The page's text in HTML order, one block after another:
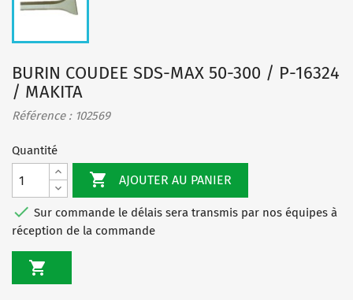
BURIN COUDEE SDS-MAX 50-300 / P-16324
/ MAKITA
Référence : 102569
Quantité
 AJOUTER AU PANIER
 Sur commande le délais sera transmis par nos équipes à
réception de la commande
